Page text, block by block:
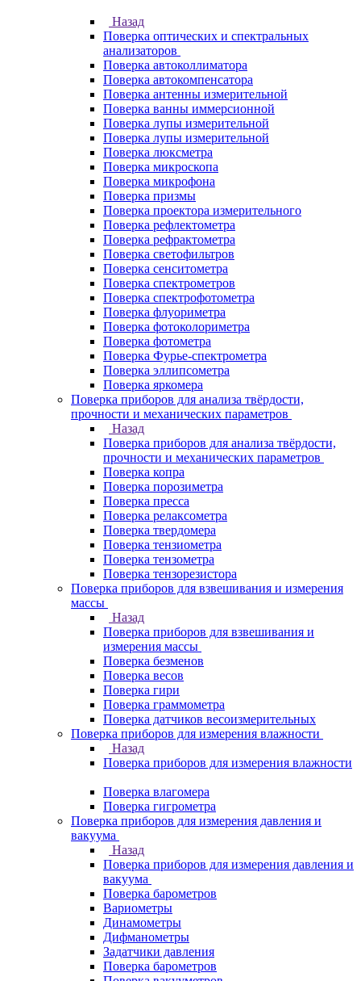
Назад
Поверка оптических и спектральных
анализаторов
Поверка автоколлиматора
Поверка автокомпенсатора
Поверка антенны измерительной
Поверка ванны иммерсионной
Поверка лупы измерительной
Поверка лупы измерительной
Поверка люксметра
Поверка микроскопа
Поверка микрофона
Поверка призмы
Поверка проектора измерительного
Поверка рефлектометра
Поверка рефрактометра
Поверка светофильтров
Поверка сенситометра
Поверка спектрометров
Поверка спектрофотометра
Поверка флуориметра
Поверка фотоколориметра
Поверка фотометра
Поверка Фурье-спектрометра
Поверка эллипсометра
Поверка яркомера
Поверка приборов для анализа твёрдости,
прочности и механических параметров
Назад
Поверка приборов для анализа твёрдости,
прочности и механических параметров
Поверка копра
Поверка порозиметра
Поверка пресса
Поверка релаксометра
Поверка твердомера
Поверка тензиометра
Поверка тензометра
Поверка тензорезистора
Поверка приборов для взвешивания и измерения
массы
Назад
Поверка приборов для взвешивания и
измерения массы
Поверка безменов
Поверка весов
Поверка гири
Поверка граммометра
Поверка датчиков весоизмерительных
Поверка приборов для измерения влажности
Назад
Поверка приборов для измерения влажности
Поверка влагомера
Поверка гигрометра
Поверка приборов для измерения давления и
вакуума
Назад
Поверка приборов для измерения давления и
вакуума
Поверка барометров
Вариометры
Динамометры
Дифманометры
Задатчики давления
Поверка барометров